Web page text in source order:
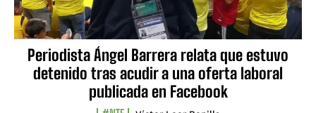
Periodista Ángel Barrera relata que estuvo
detenido tras acudir a una oferta laboral
publicada en Facebook